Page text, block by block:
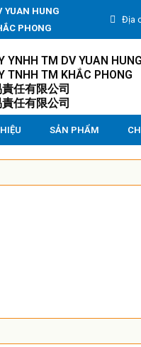
YUAN HUNG
PHONG
Địa
YNHH TM DV YUAN HUNG
TNHH TM KHẮC PHONG
任有限公司
任有限公司
SẢN PHẨM